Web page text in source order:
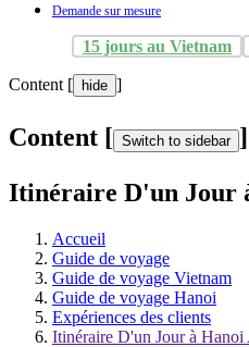
Demande sur mesure
15 jours au Vietnam
Content [ hide ]
Content [ Switch to sidebar ]
Itinéraire D'un Jour
Accueil
Guide de voyage
Guide de voyage Vietnam
Guide de voyage Hanoi
Expériences des clients
Itinéraire D'un Jour à Hanoi